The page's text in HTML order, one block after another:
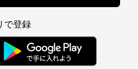
で登録